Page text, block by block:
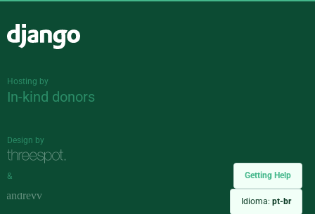
Getting Help
Idioma: pt-br
Hosting by
In-kind donors
Design by
&